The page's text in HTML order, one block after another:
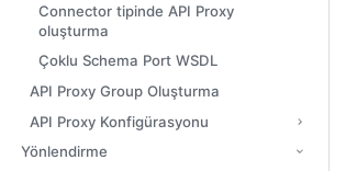
Connector tipinde API Proxy
oluşturma
Çoklu Schema Port WSDL
API Proxy Group Oluşturma
API Proxy Konfigürasyonu
Yönlendirme